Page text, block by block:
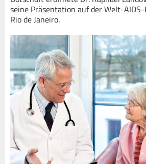
seine Präsentation auf der Welt-
Rio de Janeiro.